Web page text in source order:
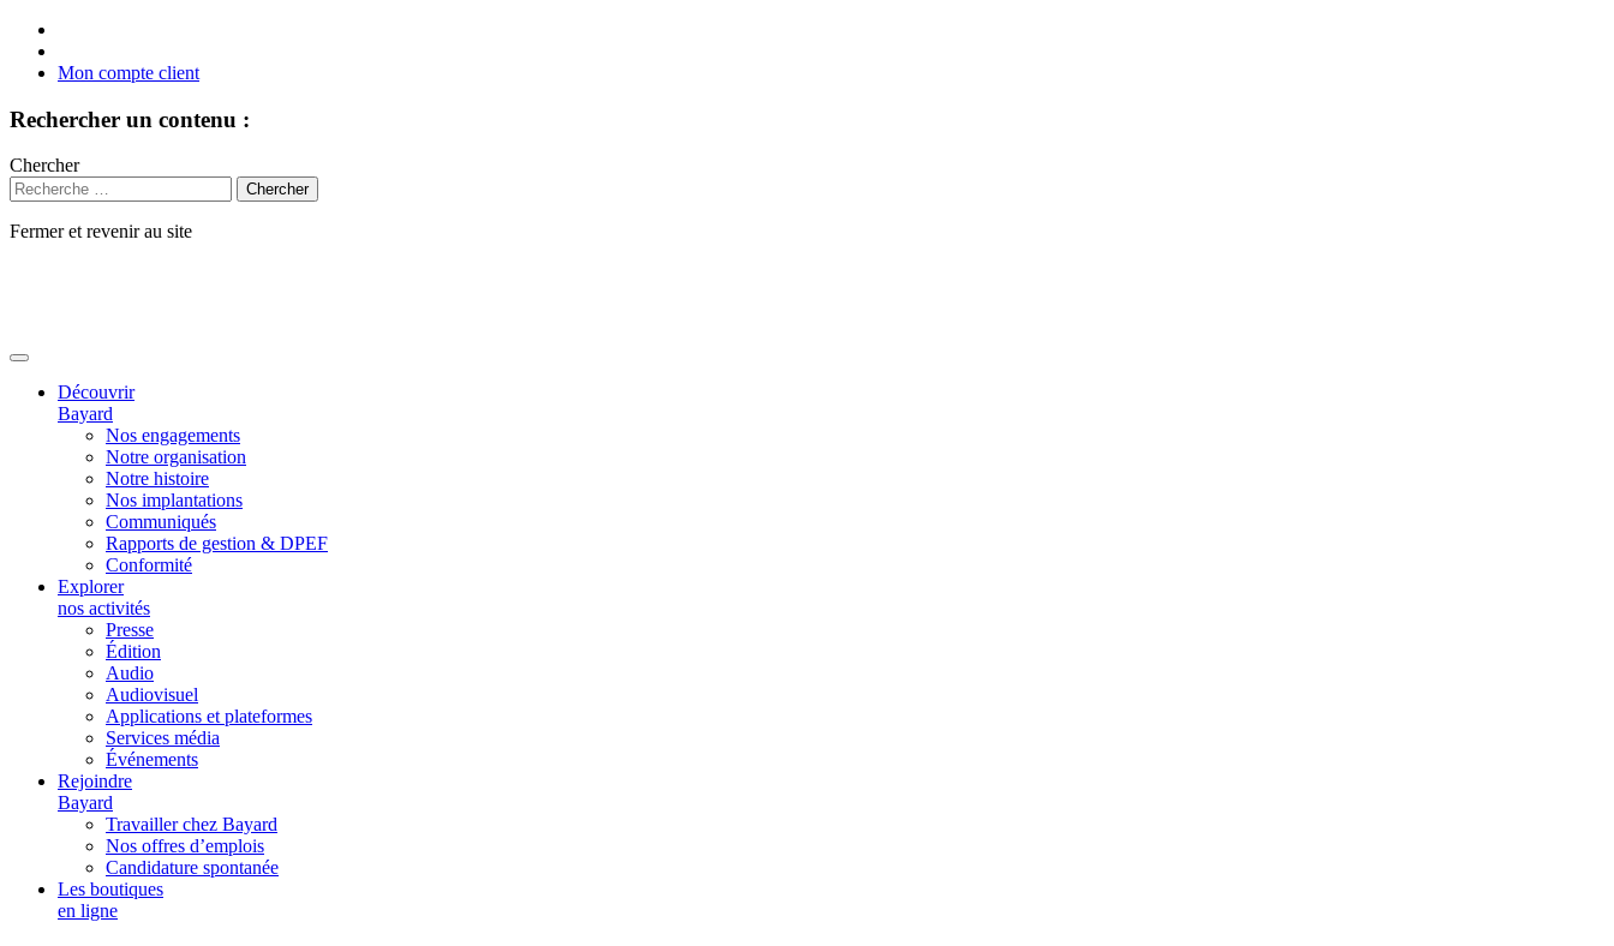
Mon compte client
Rechercher un contenu :
Chercher
Fermer et revenir au site
Découvrir
Bayard
Nos engagements
Notre organisation
Notre histoire
Nos implantations
Communiqués
Rapports de gestion & DPEF
Conformité
Explorer
nos activités
Presse
Édition
Audio
Audiovisuel
Applications et plateformes
Services média
Événements
Rejoindre
Bayard
Travailler chez Bayard
Nos offres d’emplois
Candidature spontanée
Les boutiques
en ligne